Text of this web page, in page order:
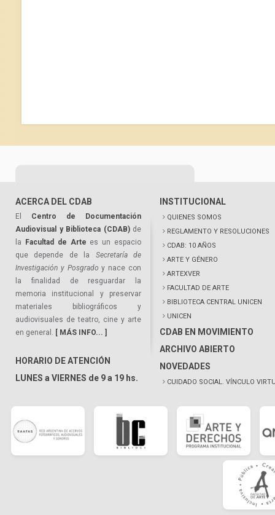
ACERCA DEL CDAB
El Centro de Documentación
Audiovisual y Biblioteca (CDAB)de
la
Facultad de Arte es un espacio
que depende de la Secretaría de
Investigación y Posgrado y nace con
la finalidad de resguardar la
memoria institucional y preservar
materiales bibliográficos y
audiovisuales de teatro, cine y arte
en general. [ MÁS INFO... ]
HORARIO DE ATENCIÓN
LUNES a VIERNES de 9 a 19 hs.
INSTITUCIONAL
QUIENES SOMOS
REGLAMENTO Y RESOLUCIONES
CDAB: 10 AÑOS
ARTE Y GÉNERO
ARTEXVER
FACULTAD DE ARTE
BIBLIOTECA CENTRAL UNICEN
UNICEN
CDAB EN MOVIMIENTO
ARCHIVO ABIERTO
NOVEDADES
CUIDADO SOCIAL. VÍNCULO